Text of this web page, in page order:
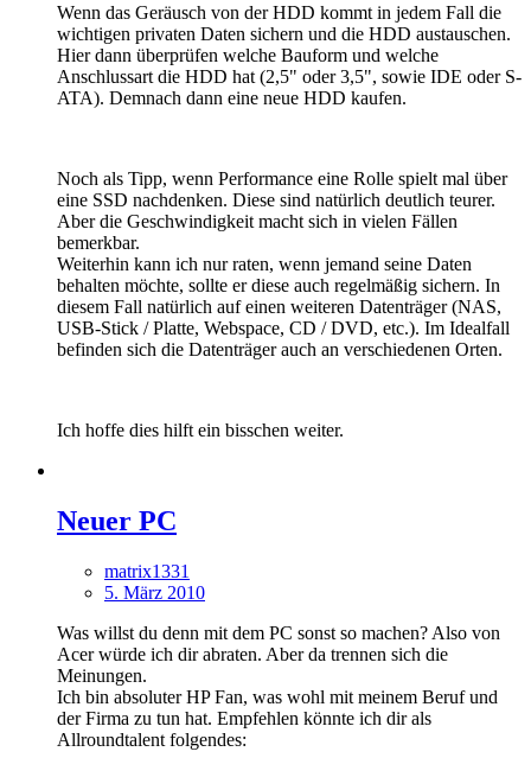
Wenn das Geräusch von der HDD kommt in jedem Fall die
wichtigen privaten Daten sichern und die HDD austauschen.
Hier dann überprüfen welche Bauform und welche
Anschlussart die HDD hat (2,5" oder 3,5", sowie IDE oder S-
ATA). Demnach dann eine neue HDD kaufen.
Noch als Tipp, wenn Performance eine Rolle spielt mal über
eine SSD nachdenken. Diese sind natürlich deutlich teurer.
Aber die Geschwindigkeit macht sich in vielen Fällen
bemerkbar.
Weiterhin kann ich nur raten, wenn jemand seine Daten
behalten möchte, sollte er diese auch regelmäßig sichern. In
diesem Fall natürlich auf einen weiteren Datenträger (NAS,
USB-Stick / Platte, Webspace, CD / DVD, etc.). Im Idealfall
befinden sich die Datenträger auch an verschiedenen Orten.
Ich hoffe dies hilft ein bisschen weiter.
Neuer PC
matrix1331
5. März 2010
Was willst du denn mit dem PC sonst so machen? Also von
Acer würde ich dir abraten. Aber da trennen sich die
Meinungen.
Ich bin absoluter HP Fan, was wohl mit meinem Beruf und
der Firma zu tun hat. Empfehlen könnte ich dir als
Allroundtalent folgendes: